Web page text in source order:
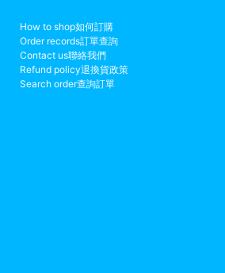
How to shop如何訂購
Order records訂單查詢
Contact us聯絡我們
Refund policy退換貨政策
Search order查詢訂單